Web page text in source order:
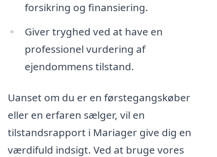
forsikring og finansiering.
Giver tryghed ved at have en
professionel vurdering af
ejendommens tilstand.
Uanset om du er en førstegangskøber
eller en erfaren sælger, vil en
tilstandsrapport i Mariager give dig en
værdifuld indsigt. Ved at bruge vores